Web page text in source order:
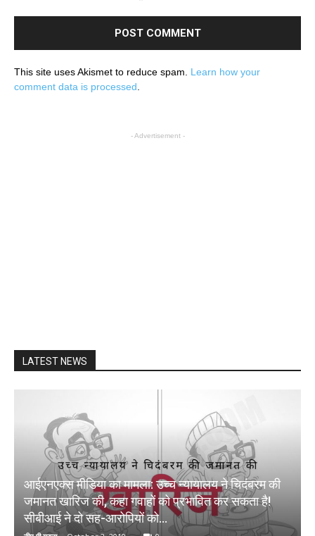
This site uses Akismet to reduce spam. Learn how your
comment data is processed
- Advertisement -
LATEST NEWS
आईएनएक्स मीडिया का मामला: उच्च न्यायालय ने चिदंबरम की
जमानत खारिज की, कहा गवाहों को प्रभावित कर सकता है!
सीबीआई ने दो सह-आरोपियों को...